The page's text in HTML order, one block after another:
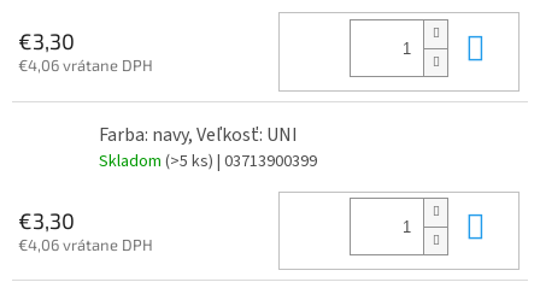
€3,30
€4,06 vrátane DPH
Farba: navy, Veľkosť: UNI
Skladom (>5 ks) | 03713900399
€3,30
€4,06 vrátane DPH